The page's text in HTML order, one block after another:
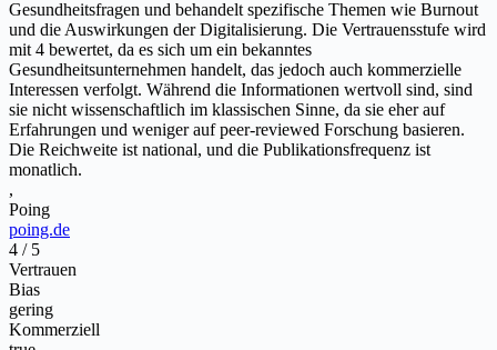
Gesundheitsfragen und behandelt spezifische Themen wie Burnout
und die Auswirkungen der Digitalisierung. Die Vertrauensstufe wird
mit 4 bewertet, da es sich um ein bekanntes
Gesundheitsunternehmen handelt, das jedoch auch kommerzielle
Interessen verfolgt. Während die Informationen wertvoll sind, sind
sie nicht wissenschaftlich im klassischen Sinne, da sie eher auf
Erfahrungen und weniger auf peer-reviewed Forschung basieren.
Die Reichweite ist national, und die Publikationsfrequenz ist
monatlich.
,
Poing
poing.de
4 / 5
Vertrauen
Bias
gering
Kommerziell